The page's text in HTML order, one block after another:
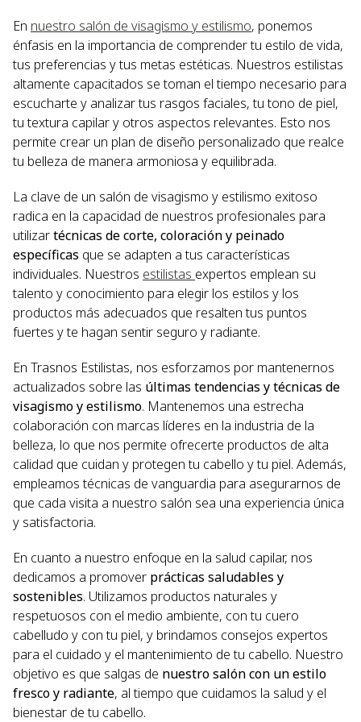
En nuestro salón de visagismo y estilismo, ponemos
énfasis en la importancia de comprender tu estilo de vida,
tus preferencias y tus metas estéticas. Nuestros estilistas
altamente capacitados se toman el tiempo necesario para
escucharte y analizar tus rasgos faciales, tu tono de piel,
tu textura capilar y otros aspectos relevantes. Esto nos
permite crear un plan de diseño personalizado que realce
tu belleza de manera armoniosa y equilibrada.
La clave de un salón de visagismo y estilismo exitoso
radica en la capacidad de nuestros profesionales para
utilizartécnicas de corte, coloración y peinado
específicas que se adapten a tus características
individuales. Nuestros estilistas expertos emplean su
talento y conocimiento para elegir los estilos y los
productos más adecuados que resalten tus puntos
fuertes y te hagan sentir seguro y radiante.
En Trasnos Estilistas, nos esforzamos por mantenernos
actualizados sobre las últimas tendencias y técnicas de
visagismo y estilismo. Mantenemos una estrecha
colaboración con marcas líderes en la industria de la
belleza, lo que nos permite ofrecerte productos de alta
calidad que cuidan y protegen tu cabello y tu piel. Además,
empleamos técnicas de vanguardia para asegurarnos de
que cada visita a nuestro salón sea una experiencia única
y satisfactoria.
En cuanto a nuestro enfoque en la salud capilar, nos
dedicamos a promover prácticas saludables y
sostenibles. Utilizamos productos naturales y
respetuosos con el medio ambiente, con tu cuero
cabelludo y con tu piel, y brindamos consejos expertos
para el cuidado y el mantenimiento de tu cabello. Nuestro
objetivo es que salgas de nuestro salón con un estilo
fresco y radiante, al tiempo que cuidamos la salud y el
bienestar de tu cabello.